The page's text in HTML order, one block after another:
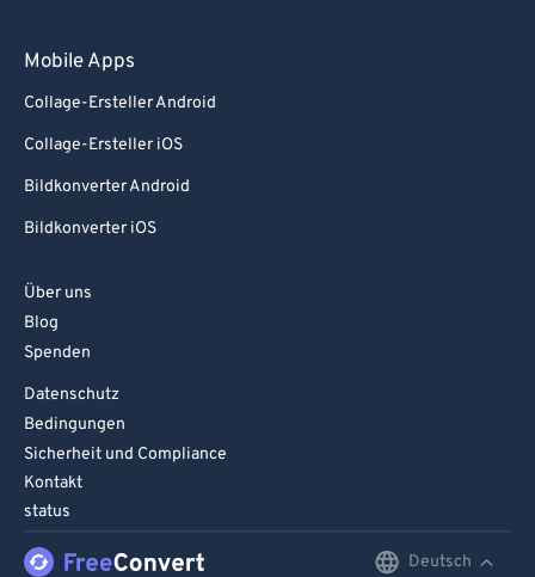
Mobile Apps
Collage-Ersteller Android
Collage-Ersteller iOS
Bildkonverter Android
Bildkonverter iOS
Über uns
Blog
Spenden
Datenschutz
Bedingungen
Sicherheit und Compliance
Kontakt
status
Deutsch